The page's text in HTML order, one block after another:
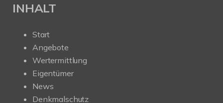
INHALT
Start
Angebote
Wertermittlung
Eigentümer
News
Denkmalschutz